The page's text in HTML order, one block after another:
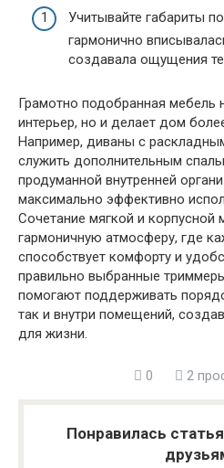
Учитывайте габариты
гармонично
создавала ощущения
Грамотно подобранная мебель
интерьер, но и делает дом
Например, диваны с
служить дополнительным
продуманной внутренней
максимально эффективно
Сочетание мягкой и корпусной
гармоничную атмосферу, где
способствует комфорту и
правильно выбранные
помогают поддерживать
так и внутри помещений,
для жизни.
0 2
Понравилась